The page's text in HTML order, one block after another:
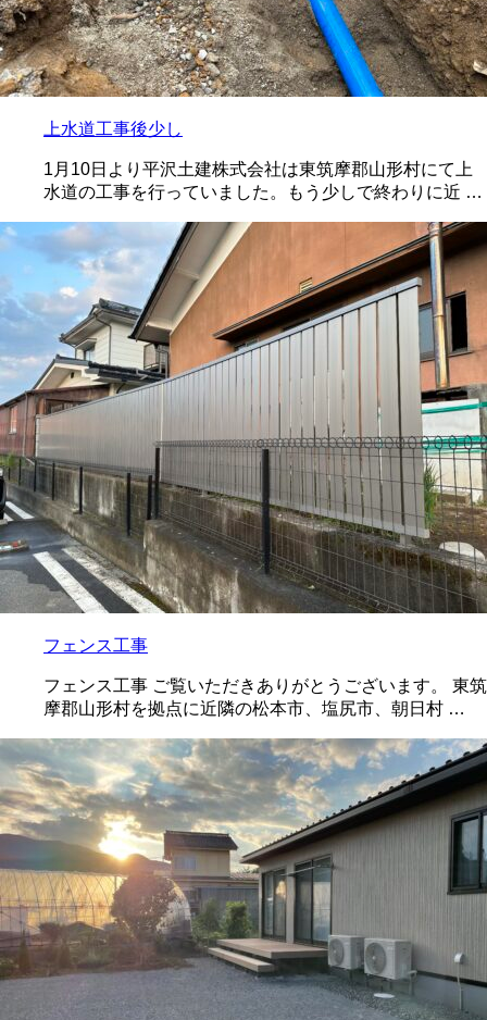
上水道工事後少し
1月10日より平沢土建株式会社は東筑摩郡山形村にて上
水道の工事を行っていました。もう少しで終わりに近 …
フェンス工事
フェンス工事 ご覧いただきありがとうございます。 東筑
摩郡山形村を拠点に近隣の松本市、塩尻市、朝日村 …